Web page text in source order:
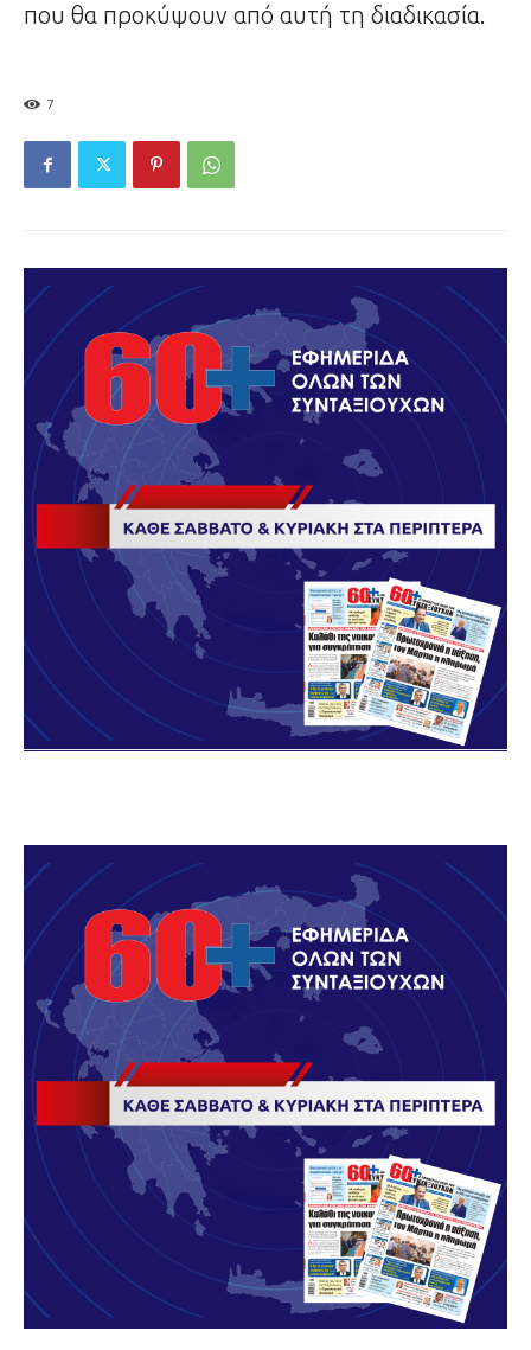
που θα προκύψουν από αυτή τη διαδικασία.
7